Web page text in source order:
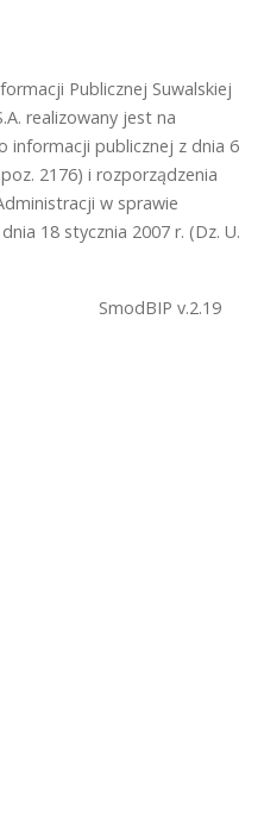
Publicznej Suwalskiej
realizowany jest na
publicznej z dnia 6
2176) i rozporządzenia
w sprawie
18 stycznia 2007 r. (Dz. U.
SmodBIP v.2.19